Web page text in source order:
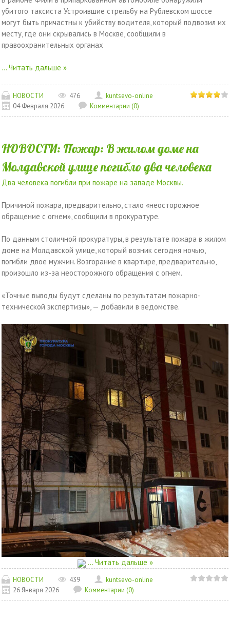
убитого таксиста Устроившие стрельбу на Рублевском шоссе
могут быть причастны к убийству водителя, который подвозил их
месту, где они скрывались в Москве, сообщили в
правоохранительных органах
... Читать дальше »
НОВОСТИ 476
kuntsevo-online
04 Февраля 2026
Комментарии (0)
НОВОСТИ: Пожар: В жилом доме на
Молдавской улице погибло два человека
Два человека погибли при пожаре на западе Москвы.
Причиной пожара, предварительно, стало «неосторожное
обращение с огнем», сообщили в прокуратуре.
По данным столичной прокуратуры, в результате пожара в жилом
доме на Молдавской улице, который возник сегодня ночью,
погибли двое мужчин. Возгорание в квартире, предварительно,
произошло из-за неосторожного обращения с огнем.
«Точные выводы будут сделаны по результатам пожарно-
технической экспертизы», — добавили в ведомстве.
... Читать дальше »
НОВОСТИ 439
kuntsevo-online
26 Января 2026
Комментарии (0)